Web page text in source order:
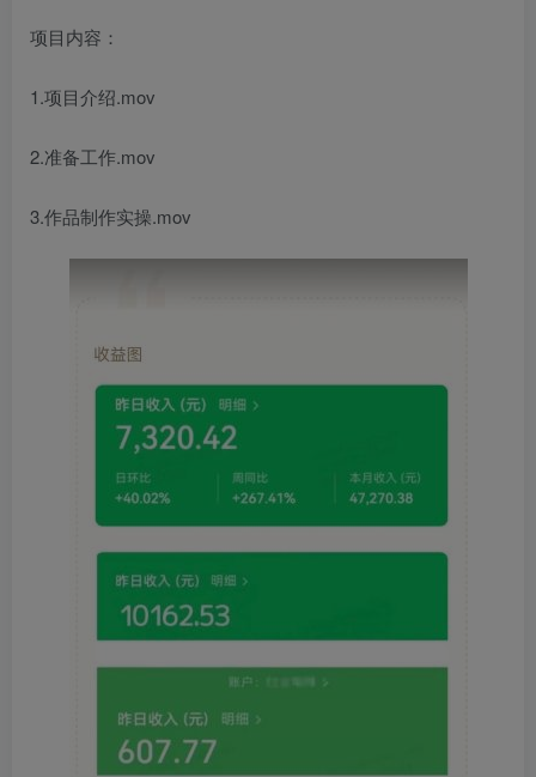
项目内容：
1.项目介绍.mov
2.准备工作.mov
3.作品制作实操.mov